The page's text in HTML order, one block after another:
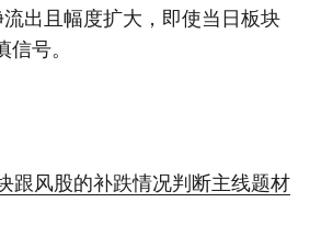
出且幅度扩大，即使当日板块
信号。
跟风股的补跌情况判断主线题材